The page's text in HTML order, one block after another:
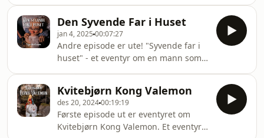
halve Kongeriket står på spill. Denne
gangen må frierne ri opp et høyt,
bratt og glatt glassberg og få tak i et
gulleple på toppen. En nesten umulig
oppgave for de fleste. Men så dukker
det opp en mystisk ridder i
gullrustning..
Den Syvende Far i Huset
jan 4, 2025 00:07:27
Andre episode er ute! "Syvende far i
huset" - et eventyr om en mann som
flott hus spør han om de har plass til
han for natten, men det er ikke enkelt
å finne ut hvem som bestemmer i
huset...
Kvitebjørn Kong Valemon
des 20, 202400:19:19
Første episode ut er eventyret om
Kvitebjørn Kong Valemon. Et eventyr